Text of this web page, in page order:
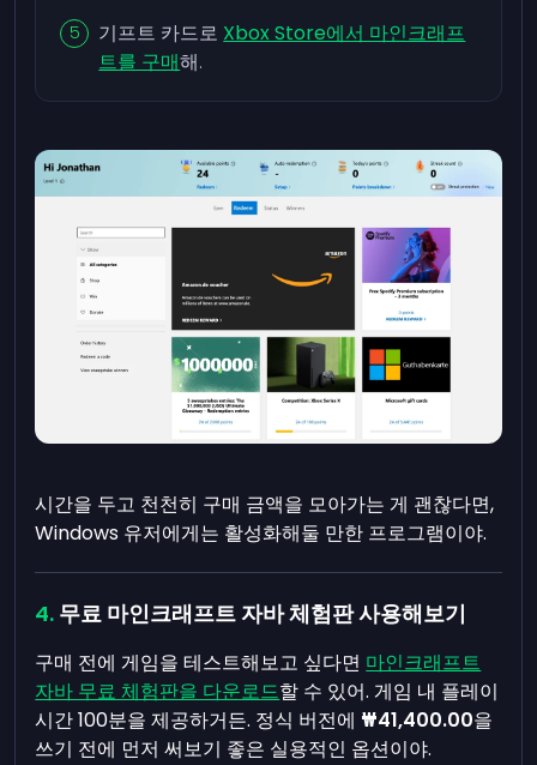
기프트 카드로 Xbox Store에서 마인크래프
트를 구매해.
시간을 두고 천천히 구매 금액을 모아가는 게 괜찮다면,
Windows 유저에게는 활성화해둘 만한 프로그램이야.
무료 마인크래프트 자바 체험판 사용해보기
구매 전에 게임을 테스트해보고 싶다면 마인크래프트
자바 무료 체험판을 다운로드할 수 있어. 게임 내 플레이
시간 100분을 제공하거든. 정식 버전에 ₩41,400.00을
쓰기 전에 먼저 써보기 좋은 실용적인 옵션이야.